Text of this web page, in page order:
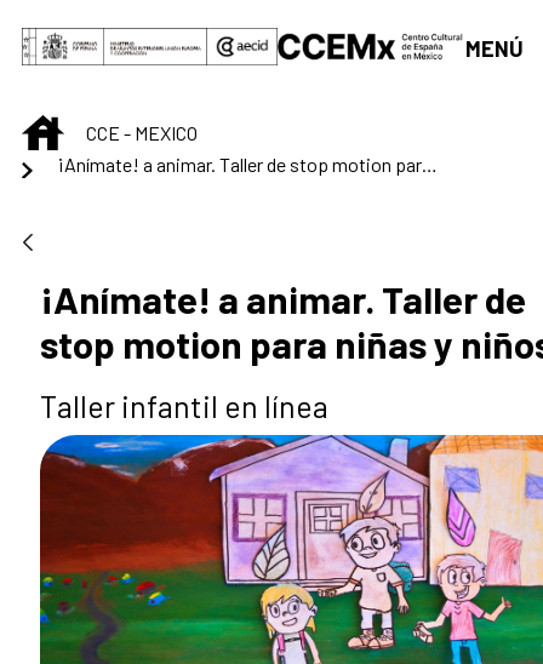
Saltar al contenido principal
MENÚ
INICIOCCE - MEXICO
¡Anímate! a animar. Taller de stop motion para niñas y niños
¡Anímate! a animar. Taller de
stop motion para niñas y
Taller infantil en línea